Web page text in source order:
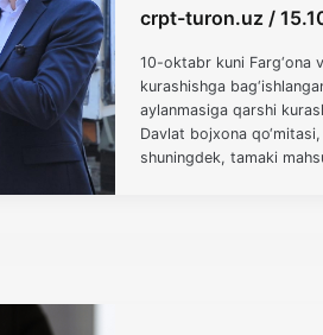
crpt-turon.uz /
10-oktabr kuni Farg‘ona
kurashishga
aylanmasiga qarshi
Davlat bojxona
shuningdek, tamaki